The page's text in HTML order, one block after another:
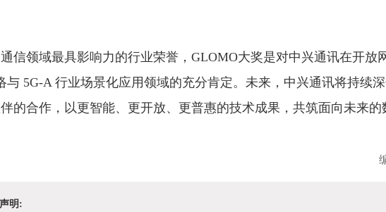
信领域最具影响力的行业荣誉，GLOMO大奖是对中兴通讯在开放
与 5G-A 行业场景化应用领域的充分肯定。未来，中兴通讯将持续
的合作，以更智能、更开放、更普惠的技术成果，共筑面向未来的
明: